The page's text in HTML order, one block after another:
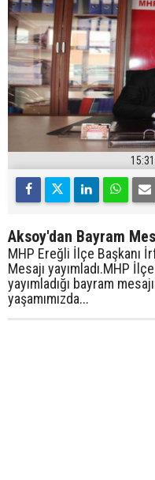
15:31
Aksoy'dan Bayram
MHP Ereğli İlçe Başkanı
Mesajı yayımladı.MHP
yayımladığı bayram
yaşamımızda...